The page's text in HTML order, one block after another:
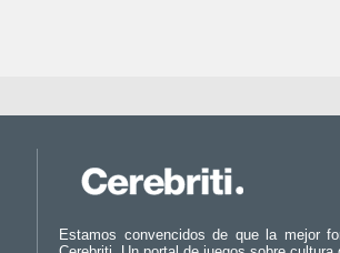
Estamos convencidos de que la mejor